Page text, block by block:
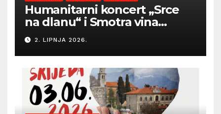
Humanitarni koncert „Srce
na dlanu“ i Smotra vina
Općine Barban otvaraju
sezonu ljetnih događanja
2. LIPNJA 2026.